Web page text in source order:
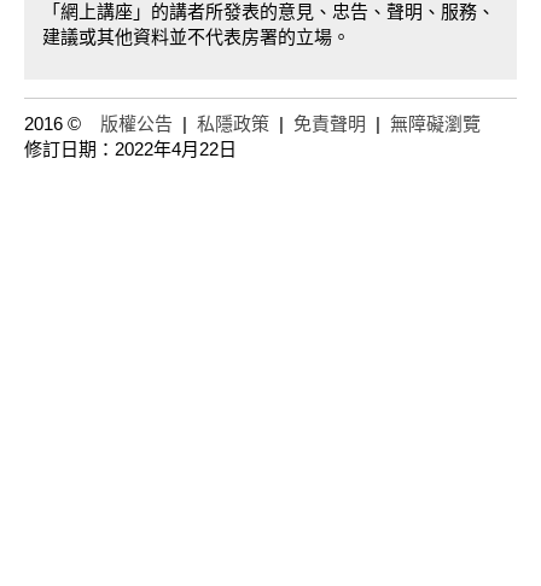
「網上講座」的講者所發表的意見、忠告、聲明、服務、
建議或其他資料並不代表房署的立場。
2016 © 版權公告 | 私隱政策 | 免責聲明 | 無障礙瀏覽
修訂日期：2022年4月22日